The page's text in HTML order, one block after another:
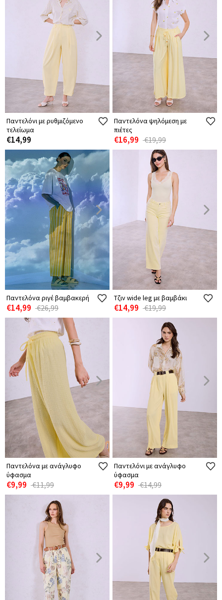
Παντελόνι με ρυθμιζόμενο
τελείωμα
€14,99
Παντελόνα ψηλόμεση με
πιέτες
€16,99 €19,99
Παντελόνα ριγέ βαμβακερή
€14,99 €26,99
Τζιν wide leg με βαμβάκι
€14,99 €19,99
Παντελόνα με ανάγλυφο
ύφασμα
€9,99 €11,99
Παντελόνι με ανάγλυφο
ύφασμα
€9,99 €14,99